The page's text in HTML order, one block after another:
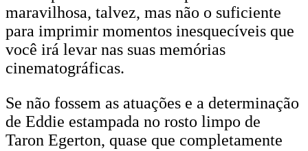
maravilhosa, talvez, mas não o suficiente
para imprimir momentos inesquecíveis que
você irá levar nas suas memórias
cinematográficas.
Se não fossem as atuações e a determinação
de Eddie estampada no rosto limpo de
Taron Egerton, quase que completamente